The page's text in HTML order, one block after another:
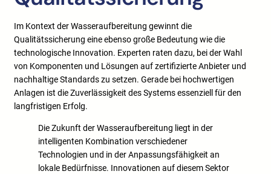
Im Kontext der Wasseraufbereitung gewinnt die
Qualitätssicherung eine ebenso große Bedeutung wie die
technologische Innovation. Experten raten dazu, bei der Wahl
von Komponenten und Lösungen auf zertifizierte Anbieter und
nachhaltige Standards zu setzen. Gerade bei hochwertigen
Anlagen ist die Zuverlässigkeit des Systems essenziell für den
langfristigen Erfolg.
Die Zukunft der Wasseraufbereitung liegt in der
intelligenten Kombination verschiedener
Technologien und in der Anpassungsfähigkeit an
lokale Bedürfnisse. Innovationen auf diesem Sektor